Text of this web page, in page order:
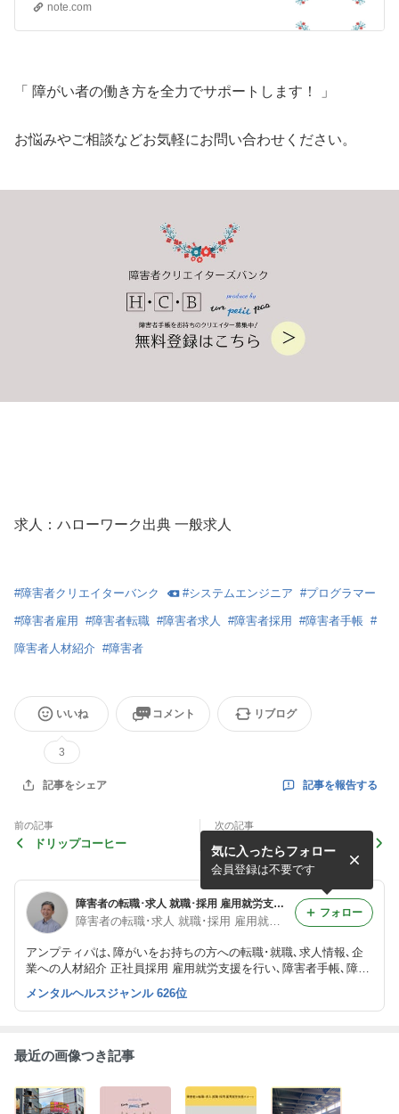
note.com
「 障がい者の働き方を全力でサポートします！ 」
お悩みやご相談などお気軽にお問い合わせください。
求人：ハローワーク出典 一般求人
#障害者クリエイターバンク #システムエンジニア #プログラマー
#障害者雇用 #障害者転職 #障害者求人 #障害者採用 #障害者手帳 #
障害者人材紹介 #障害者
いいね
3
コメント リブログ
記事をシェア 記事を報告する
前の記事
ドリップコーヒー
次の記事
【障がい者（障害者）の求人
紹介】株式会社 ダルトン
障害者の転職･求人 就職･採用 雇用就労支援サポートブログ
アンプティパは､障がいをお持ちの方への転職･就職､求人情報､企
業への人材紹介 正社員採用 雇用就労支援を行い､障害者手帳､障害
者枠､等級､年齢､志望動機＆履歴書の書き方､面接への同行同席､就
職後もサポート！個人のお悩みや企業･学校（就職）のご相談まで
気に入ったらフォロー
会員登録は不要です
フォロー
メンタルヘルスジャンル 626位
最近の画像つき記事